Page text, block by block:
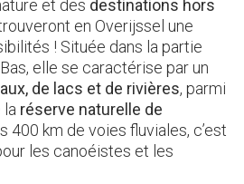
et des destinations hors
en Overijssel une
! Située dans la partie
elle se caractérise par un
de lacs et de rivières, parmi
la réserve naturelle de
400 km de voies fluviales, c’est
les canoéistes et les